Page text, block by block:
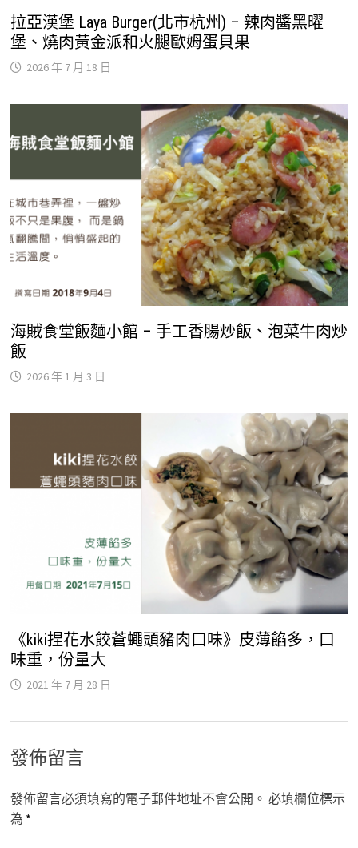
拉亞漢堡 Laya Burger(北市杭州) – 辣肉醬黑曜
堡、燒肉黃金派和火腿歐姆蛋貝果
2026 年 7 月 18 日
海賊食堂飯麵小館 – 手工香腸炒飯、泡菜牛肉炒
飯
2026 年 1 月 3 日
《kiki捏花水餃蒼蠅頭豬肉口味》皮薄餡多，口
味重，份量大
2021 年 7 月 28 日
發佈留言
發佈留言必須填寫的電子郵件地址不會公開。 必填欄位標示
為 *